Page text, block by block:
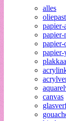
alles
papier-
papier-
canvas